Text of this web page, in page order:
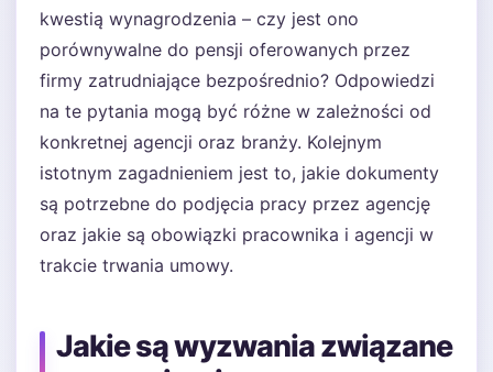
kwestią wynagrodzenia – czy jest ono
porównywalne do pensji oferowanych przez
firmy zatrudniające bezpośrednio? Odpowiedzi
na te pytania mogą być różne w zależności od
konkretnej agencji oraz branży. Kolejnym
istotnym zagadnieniem jest to, jakie dokumenty
są potrzebne do podjęcia pracy przez agencję
oraz jakie są obowiązki pracownika i agencji w
trakcie trwania umowy.
Jakie są wyzwania związane